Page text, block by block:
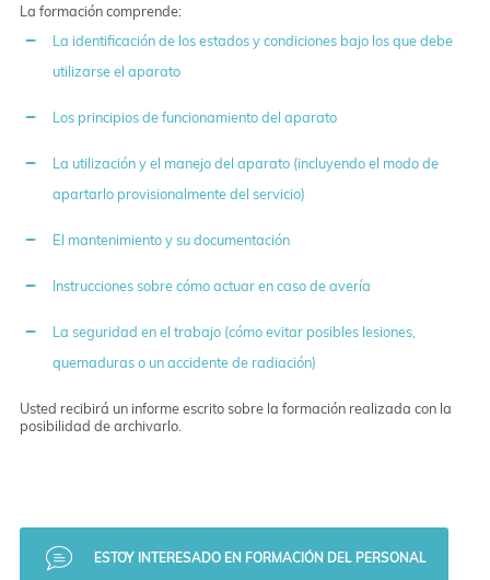
La formación comprende:
La identificación de los estados y condiciones bajo los que debe
utilizarse el aparato
Los principios de funcionamiento del aparato
La utilización y el manejo del aparato (incluyendo el modo de
apartarlo provisionalmente del servicio)
El mantenimiento y su documentación
Instrucciones sobre cómo actuar en caso de avería
La seguridad en el trabajo (cómo evitar posibles lesiones,
quemaduras o un accidente de radiación)
Usted recibirá un informe escrito sobre la formación realizada con la
posibilidad de archivarlo.
ESTOY INTERESADO EN FORMACIÓN DEL PERSONAL